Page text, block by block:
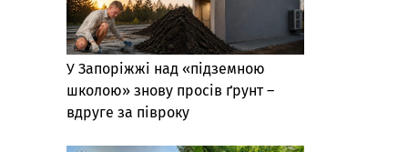
У Запоріжжі над «підземною
школою» знову просів ґрунт –
вдруге за півроку